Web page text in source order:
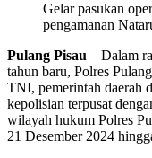
Gelar pasukan
pengamanan
Pulang Pisau – Dalam
tahun baru, Polres
TNI, pemerintah daerah
kepolisian terpusat
wilayah hukum Polres
21 Desember 2024